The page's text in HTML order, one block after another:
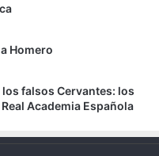
Homero
los falsos Cervantes: los
Academia Española